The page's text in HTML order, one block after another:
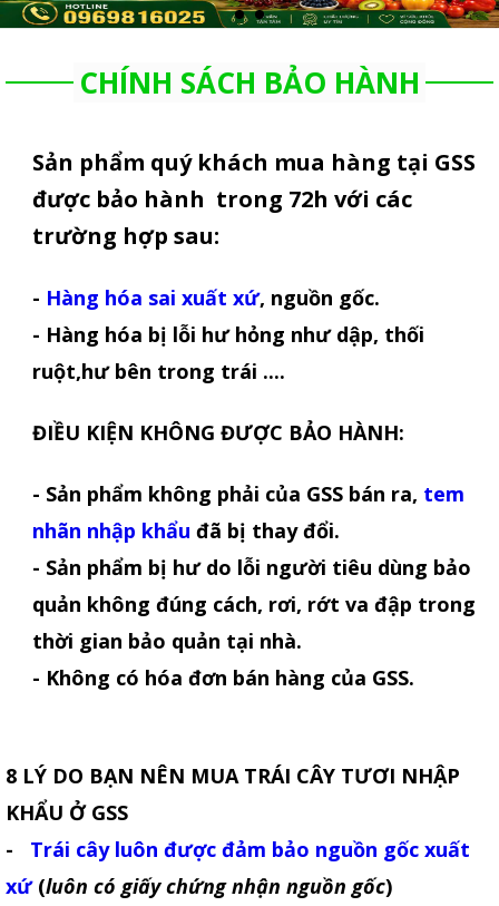
CHÍNH SÁCH BẢO HÀNH
Sản phẩm quý khách mua hàng tại GSS
được bảo hành trong 72h với các
trường hợp sau:
- Hàng hóa sai xuất xứ, nguồn gốc.
- Hàng hóa bị lỗi hư hỏng như dập, thối
ruột,hư bên trong trái ....
ĐIỀU KIỆN KHÔNG ĐƯỢC BẢO HÀNH:
- Sản phẩm không phải của GSS bán ra, tem
nhãn nhập khẩu đã bị thay đổi.
- Sản phẩm bị hư do lỗi người tiêu dùng bảo
quản không đúng cách, rơi, rớt va đập trong
thời gian bảo quản tại nhà.
- Không có hóa đơn bán hàng của GSS.
8 LÝ DO BẠN NÊN MUA TRÁI CÂY TƯƠI NHẬP
KHẨU Ở GSS
- Trái cây luôn được đảm bảo nguồn gốc xuất
xứ(luôn có giấy chứng nhận nguồn gốc)